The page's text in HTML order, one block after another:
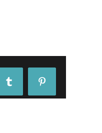
Tumblr Pinterest